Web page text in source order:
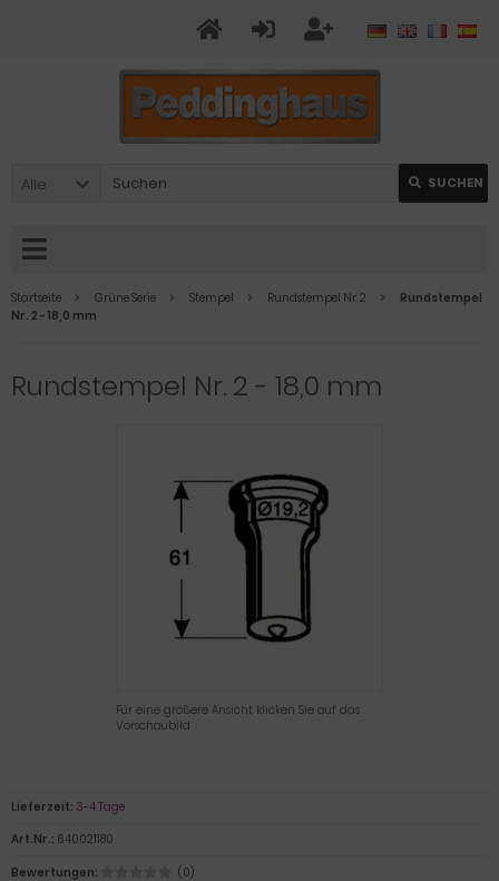
Alle SUCHEN
Startseite Grüne Serie Stempel Rundstempel Nr. 2
Rundstempel
Nr. 2 - 18,0 mm
Rundstempel Nr. 2 - 18,0 mm
Für eine größere Ansicht klicken Sie auf das
Vorschaubild
Lieferzeit: 3-4 Tage
Art.Nr.: 640021180
Bewertungen:
(0)